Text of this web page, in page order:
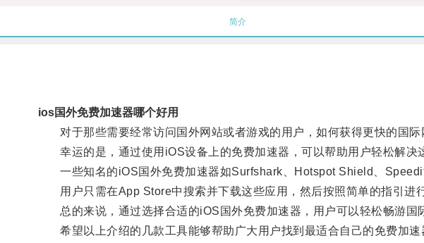
简介
ios国外免费加速器哪个好用
对于那些需要经常访问国外网站或者游戏的用户，如何获得更快的国际
幸运的是，通过使用iOS设备上的免费加速器，可以帮助用户轻松解决
一些知名的iOS国外免费加速器如Surfshark、Hotspot Shield、
用户只需在App Store中搜索并下载这些应用，然后按照简单的指引进
总的来说，通过选择合适的iOS国外免费加速器，用户可以轻松畅游国
希望以上介绍的几款工具能够帮助广大用户找到最适合自己的免费加速